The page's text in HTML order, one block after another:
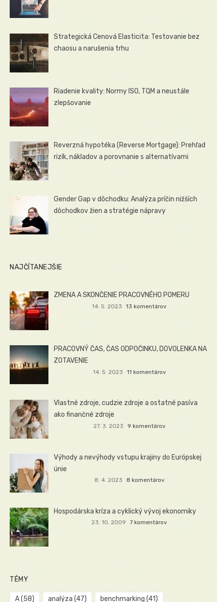
Strategická Cenová Elasticita: Testovanie bez
chaosu a narušenia trhu
Riadenie kvality: Normy ISO, TQM a neustále
zlepšovanie
Reverzná hypotéka (Reverse Mortgage): Prehľad
rizík, nákladov a porovnanie s alternatívami
Gender Gap v dôchodku: Analýza príčin nižších
dôchodkov žien a stratégie nápravy
NAJČÍTANEJŠIE
ZMENA A SKONČENIE PRACOVNÉHO POMERU
14. 5. 2023 13 komentárov
PRACOVNÝ ČAS, ČAS ODPOČINKU, DOVOLENKA NA
ZOTAVENIE
14. 5. 2023 11 komentárov
Vlastné zdroje, cudzie zdroje a ostatné pasíva
ako finančné zdroje
27. 3. 2023 9 komentárov
Výhody a nevýhody vstupu krajiny do Európskej
únie
8. 4. 2023 8 komentárov
Hospodárska kríza a cyklický vývoj ekonomiky
23. 10. 2009 7 komentárov
TÉMY
A(58) analýza (47) benchmarking (41)